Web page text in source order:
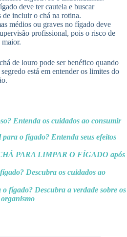
deve ter cautela e buscar
de incluir o chá na rotina.
médios ou graves no fígado deve
profissional, pois o risco de
maior.
de louro pode ser benéfico quando
está em entender os limites do
Entenda os cuidados ao consumir
o fígado? Entenda seus efeitos
PARA LIMPAR O FÍGADO após
Descubra os cuidados ao
fígado? Descubra a verdade sobre os